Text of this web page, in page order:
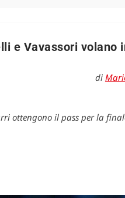
e Vavassori volano
di
ottengono il pass per la